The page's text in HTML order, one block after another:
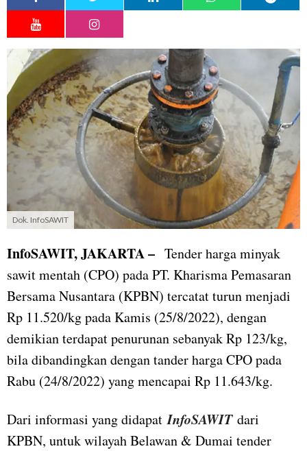
Dok. InfoSAWIT
InfoSAWIT, JAKARTA – Tender harga minyak
sawit mentah (CPO) pada PT. Kharisma Pemasaran
Bersama Nusantara (KPBN) tercatat turun menjadi
Rp 11.520/kg pada Kamis (25/8/2022), dengan
demikian terdapat penurunan sebanyak Rp 123/kg,
bila dibandingkan dengan tander harga CPO pada
Rabu (24/8/2022) yang mencapai Rp 11.643/kg.
Dari informasi yang didapatInfoSAWITdari
KPBN, untuk wilayah Belawan & Dumai tender